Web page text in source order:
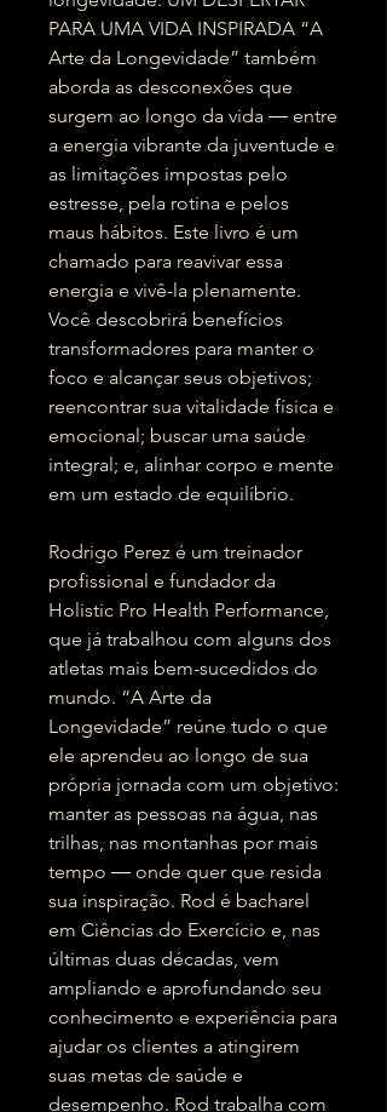
PARA UMA VIDA INSPIRADA “A
Arte da Longevidade” também
aborda as desconexões que
surgem ao longo da vida ― entre
a energia vibrante da juventude e
as limitações impostas pelo
estresse, pela rotina e pelos
maus hábitos. Este livro é um
chamado para reavivar essa
energia e vivê-la plenamente.
Você descobrirá benefícios
transformadores para manter o
foco e alcançar seus objetivos;
reencontrar sua vitalidade física e
emocional; buscar uma saúde
integral; e, alinhar corpo e mente
em um estado de equilíbrio.
Rodrigo Perez é um treinador
profissional e fundador da
Holistic Pro Health Performance,
que já trabalhou com alguns dos
atletas mais bem-sucedidos do
mundo. “A Arte da
Longevidade” reúne tudo o que
ele aprendeu ao longo de sua
própria jornada com um objetivo:
manter as pessoas na água, nas
trilhas, nas montanhas por mais
tempo ― onde quer que resida
sua inspiração. Rod é bacharel
em Ciências do Exercício e, nas
últimas duas décadas, vem
ampliando e aprofundando seu
conhecimento e experiência para
ajudar os clientes a atingirem
suas metas de saúde e
desempenho. Rod trabalha com